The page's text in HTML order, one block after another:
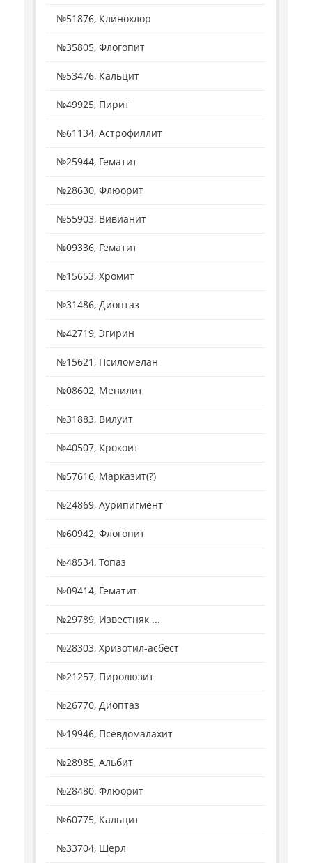
№51876, Клинохлор
№35805, Флогопит
№53476, Кальцит
№49925, Пирит
№61134, Астрофиллит
№25944, Гематит
№28630, Флюорит
№55903, Вивианит
№09336, Гематит
№15653, Хромит
№31486, Диоптаз
№42719, Эгирин
№15621, Псиломелан
№08602, Менилит
№31883, Вилуит
№40507, Крокоит
№57616, Марказит(?)
№24869, Аурипигмент
№60942, Флогопит
№48534, Топаз
№09414, Гематит
№29789, Известняк ...
№28303, Хризотил-асбест
№21257, Пиролюзит
№26770, Диоптаз
№19946, Псевдомалахит
№28985, Альбит
№28480, Флюорит
№60775, Кальцит
№33704, Шерл